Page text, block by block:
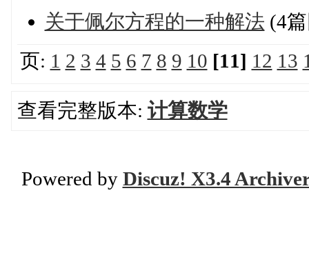
关于佩尔方程的一种解法 (4
页: 1 2 3 4 5 6 7 8 9 10 [11] 12 13
查看完整版本: 计算数学
Powered by Discuz! X3.4